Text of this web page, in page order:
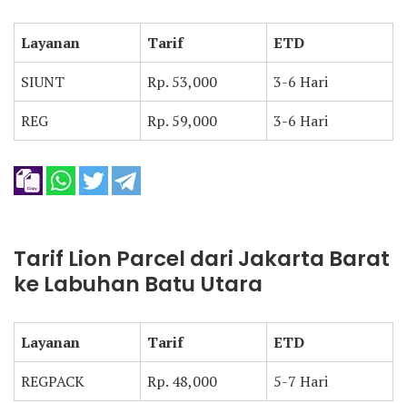
Layanan Tarif
ETD
SIUNT
Rp. 53,000
3-6 Hari
REG
Rp. 59,000 3-6 Hari
Tarif Lion Parcel dari Jakarta Barat
ke Labuhan Batu Utara
Layanan Tarif
ETD
REGPACK
Rp. 48,000 5-7 Hari